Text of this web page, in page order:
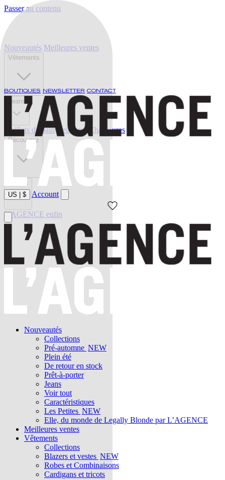
Passer au contenu
BOUTIQUES NEWSLETTER CONTACT
US $ Account
Nouveautés
Collections
Pré-automne NEW
Plein été
De retour en stock
Prêt-à-porter
Jeans
Voir tout
Caractéristiques
Les Petites NEW
Elle, du monde de Legally Blonde par L’AGENCE
Meilleures ventes
Vêtements
Collections
Blazers et vestes NEW
Robes et Combinaisons
Cardigans et tricots
Nouveautés Meilleures ventes
Vêtements
Jeans
Maillots de bain Ceintures Chaussures
Découvrez
Soldes
L'AGENCE enfin